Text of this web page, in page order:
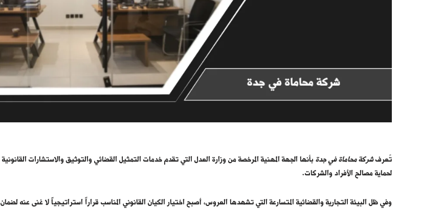
تًعرفشركة محاماة في جدةبأنها الجهة المهنية المرخصة من وزارة العدل التي تقدم خدمات التمثيل القضائي والتوثيق والاستشارات القانونية
لحماية مصالح الأفراد والشركات.
وفي ظل البيئة التجارية والقضائية المتسارعة التي تشهدها العروس، أصبح اختيار الكيان القانوني المناسب قراراً استراتيجياً لا غنى عنه لضمان